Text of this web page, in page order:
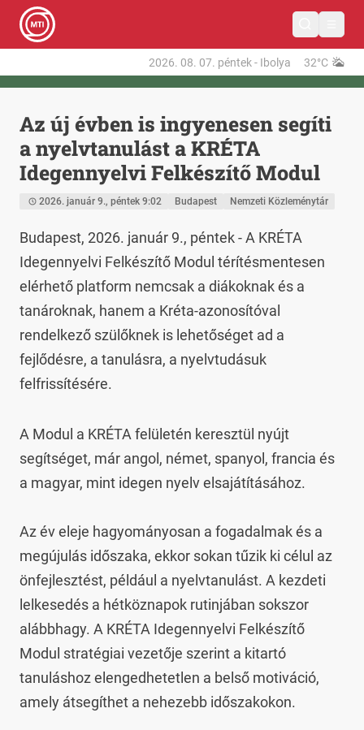
2026. 08. 07. péntek- Ibolya 32°C
Az új évben is ingyenesen segíti
a nyelvtanulást a KRÉTA
Idegennyelvi Felkészítő Modul
2026. január 9., péntek 9:02 Budapest Nemzeti Közleménytár
Budapest, 2026. január 9., péntek - A KRÉTA
Idegennyelvi Felkészítő Modul térítésmentesen
elérhető platform nemcsak a diákoknak és a
tanároknak, hanem a Kréta-azonosítóval
rendelkező szülőknek is lehetőséget ad a
fejlődésre, a tanulásra, a nyelvtudásuk
felfrissítésére.
A Modul a KRÉTA felületén keresztül nyújt
segítséget, már angol, német, spanyol, francia és
a magyar, mint idegen nyelv elsajátításához.
Az év eleje hagyományosan a fogadalmak és a
megújulás időszaka, ekkor sokan tűzik ki célul az
önfejlesztést, például a nyelvtanulást. A kezdeti
lelkesedés a hétköznapok rutinjában sokszor
alábbhagy. A KRÉTA Idegennyelvi Felkészítő
Modul stratégiai vezetője szerint a kitartó
tanuláshoz elengedhetetlen a belső motiváció,
amely átsegíthet a nehezebb időszakokon.